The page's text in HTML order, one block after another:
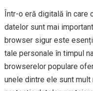
Într-o eră digitală în care
datelor sunt mai
browser sigur este
tale personale în timpul
browserelor populare
unele dintre ele sunt